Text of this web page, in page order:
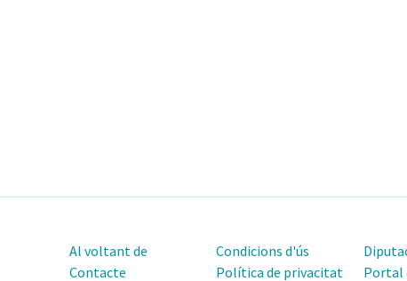
Al voltant de
Contacte
Condicions d'ús
Política de privacitat
Portal